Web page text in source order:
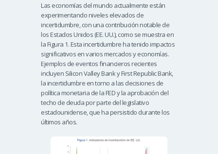
Las economías del mundo actualmente están
experimentando niveles elevados de
incertidumbre, con una contribución notable de
los Estados Unidos (EE. UU.), como se muestra en
la Figura 1. Esta incertidumbre ha tenido impactos
significativos en varios mercados y economías.
Ejemplos de eventos financieros recientes
incluyen Silicon Valley Bank y First Republic Bank,
la incertidumbre en torno a las decisiones de
política monetaria de la FED y la aprobación del
techo de deuda por parte del legislativo
estadounidense, que ha persistido durante los
últimos años.